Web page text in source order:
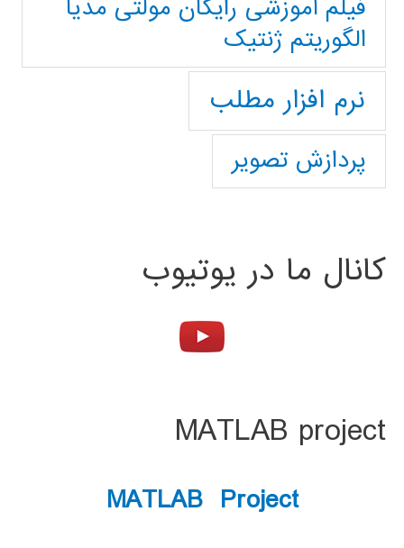
فیلم آموزشی رایگان مولتی مدیا
الگوریتم ژنتیک
نرم افزار مطلب
پردازش تصویر
کانال ما در یوتیوب
MATLAB project
MATLAB Project